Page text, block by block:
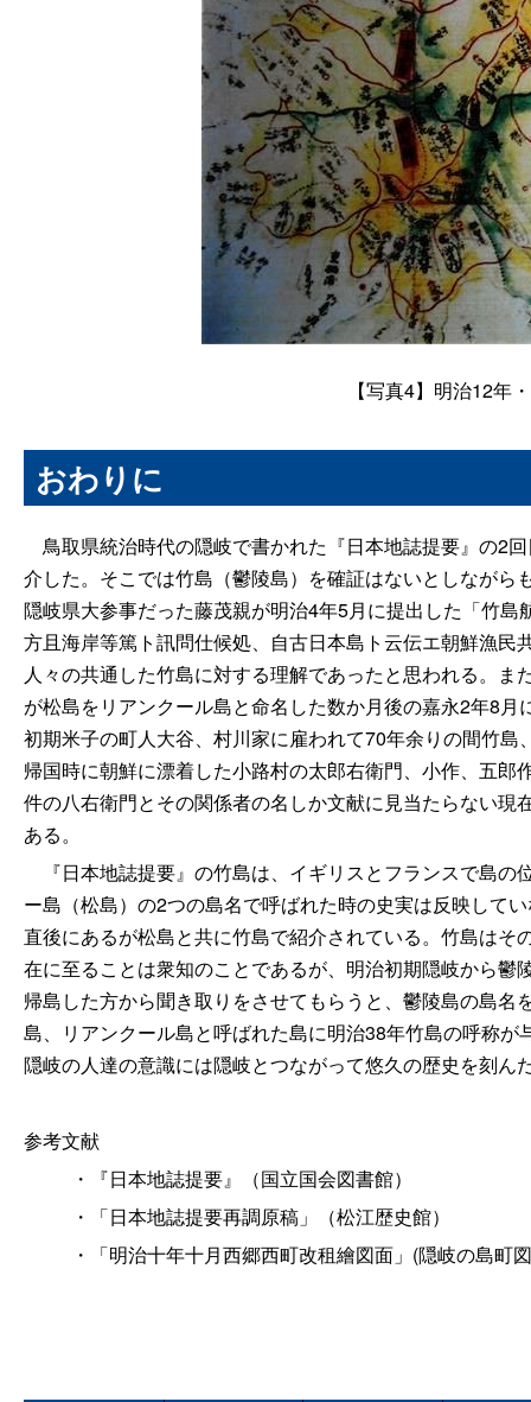
【写真4】明治12年
おわりに
鳥取県統治時代の隠岐で書かれた『日本地誌提要』の2
介した。そこでは竹島（鬱陵島）を確証はないとしなが
隠岐県大参事だった藤茂親が明治4年5月に提出した「竹
方且海岸等篤ト訊問仕候処、自古日本島ト云伝エ朝鮮漁
人々の共通した竹島に対する理解であったと思われる。
が松島をリアンクール島と命名した数か月後の嘉永2年8
初期米子の町人大谷、村川家に雇われて70年余りの間竹
帰国時に朝鮮に漂着した小路村の太郎右衛門、小作、五
件の八右衛門とその関係者の名しか文献に見当たらない
ある。
『日本地誌提要』の竹島は、イギリスとフランスで島の
ー島（松島）の2つの島名で呼ばれた時の史実は反映して
直後にあるが松島と共に竹島で紹介されている。竹島は
在に至ることは衆知のことであるが、明治初期隠岐から
帰島した方から聞き取りをさせてもらうと、鬱陵島の島
島、リアンクール島と呼ばれた島に明治38年竹島の呼称
隠岐の人達の意識には隠岐とつながって悠久の歴史を刻ん
参考文献
・『日本地誌提要』（国立国会図書館）
・「日本地誌提要再調原稿」（松江歴史館）
・「明治十年十月西郷西町改租繪図面」(隠岐の島町